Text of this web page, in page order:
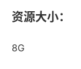
资源大小：
8G